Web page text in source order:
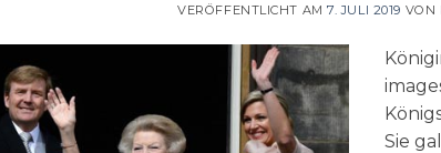
VERÖFFENTLICHT AM7. JULI 2019 VON
Sie